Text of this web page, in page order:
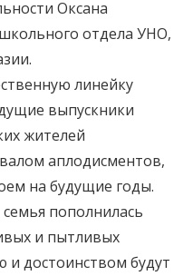
Оксана
отдела УНО,
линейку
выпускники
жителей
аплодисментов,
на будущие годы.
пополнилась
и пытливых
и достоинством будут